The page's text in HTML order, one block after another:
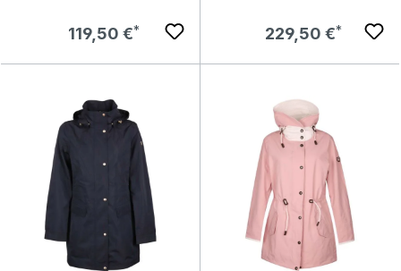
Regulärer Preis:
119,50 € Regulärer Preis:
229,50 €